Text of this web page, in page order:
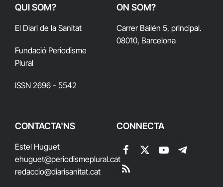
QUI SOM?
El Diari de la Sanitat
Fundació Periodisme
Plural
ISSN 2696 - 5542
ON SOM?
Carrer Bailén 5, principal.
08010, Barcelona
CONTACTA'NS
Estel Huguet
ehuguet@periodismeplural.cat
redaccio@diarisanitat.cat
CONNECTA
Facebook
X
YouTubeTelegram
RSS